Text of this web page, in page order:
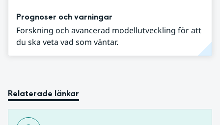
Prognoser och varningar
Forskning och avancerad modellutveckling för att
du ska veta vad som väntar.
Relaterade länkar